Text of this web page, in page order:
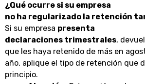
¿Qué ocurre si su empresa
no ha regularizado la retención
Si su empresa presenta
declaraciones trimestrales,
que les haya retenido de más en
año, aplique el tipo de retención que
principio.